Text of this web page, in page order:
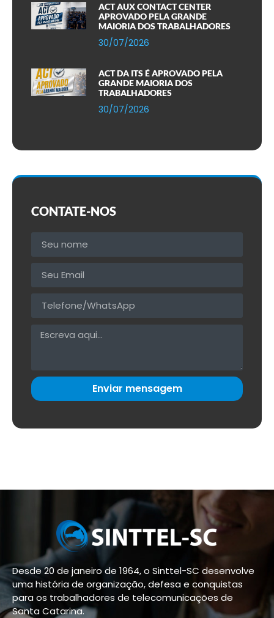
ACT AUX CONTACT CENTER
APROVADO PELA GRANDE
MAIORIA DOS TRABALHADORES
30/07/2026
ACT DA ITS É APROVADO PELA
GRANDE MAIORIA DOS
TRABALHADORES
30/07/2026
CONTATE-NOS
Enviar mensagem
Desde 20 de janeiro de 1964, o Sinttel-SC desenvolve
uma história de organização, defesa e conquistas
para os trabalhadores de telecomunicações de
Santa Catarina.